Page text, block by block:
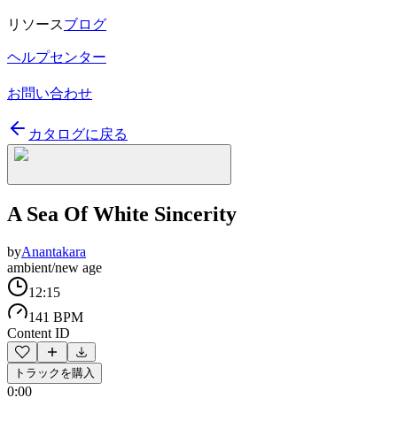
リソースブログ
ヘルプセンター
お問い合わせ
カタログに戻る
A Sea Of White Sincerity
byAnantakara
ambient/new age
12:15
141 BPM
Content ID
トラックを購入
0:00